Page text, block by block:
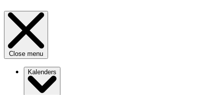
Close menu
Kalenders